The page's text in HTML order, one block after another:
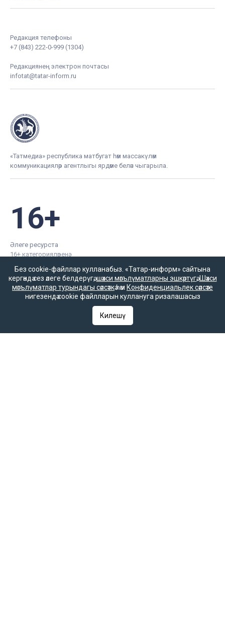
Редакция телефоны
+7 (843) 222-0-999 (1304)
Редакциянең электрон почтасы
infotat@tatar-inform.ru
«Татмедиа» республика матбугат һәм массакүләм
коммуникацияләр агентлыгы ярдәме белән чыгарыла.
16+
Әлеге ресурста
16+ категорияләренә
булырга мөмкин.
Татар-информ (Татар) Россиянең элемтә, мәгълүмати технологияләр
һәм гаммәви коммуникацияләрне күзәтчелек хезмәте (Роскомнадзор)
Без cookie-файллар кулланабыз. «Татар-информ» сайтына
кергәндә сез әлеге белдерүгә,шәхси мәгълүматларны эшкәртүгә,Шәхси
мәгълүматлар турындагы сәясәткәһәм Конфиденциальлек сәясәте
нигезендә cookie файлларын куллануга ризалашасыз
Килешү